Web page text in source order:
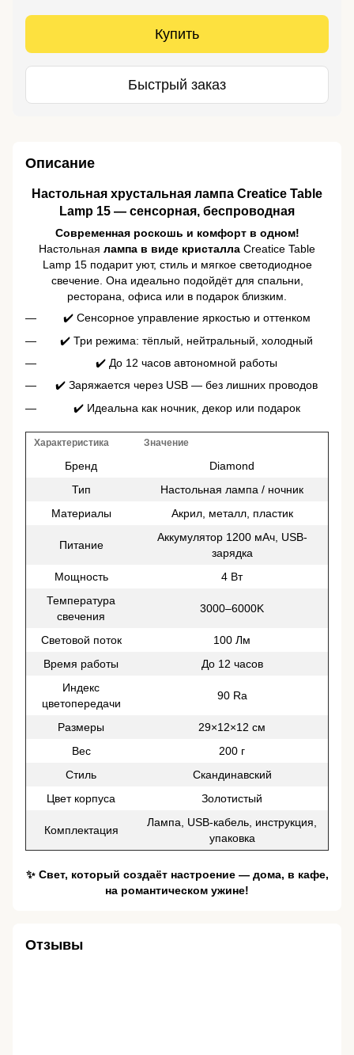
Купить
Быстрый заказ
Описание
Настольная хрустальная лампа Creatice Table
Lamp 15 — сенсорная, беспроводная
Современная роскошь и комфорт в одном!
Настольная лампа в виде кристалла Creatice Table
Lamp 15 подарит уют, стиль и мягкое светодиодное
свечение. Она идеально подойдёт для спальни,
ресторана, офиса или в подарок близким.
✔️ Сенсорное управление яркостью и оттенком
✔️ Три режима: тёплый, нейтральный, холодный
✔️ До 12 часов автономной работы
✔️ Заряжается через USB — без лишних проводов
✔️ Идеальна как ночник, декор или подарок
Характеристика Значение
Бренд
Diamond
Тип
Настольная лампа / ночник
Материалы
Акрил, металл, пластик
Питание
Аккумулятор 1200 мАч, USB-
зарядка
Мощность
4 Вт
Температура
свечения
3000–6000K
Световой поток
100 Лм
Время работы
До 12 часов
Индекс
цветопередачи
90 Ra
Размеры
29×12×12 см
Вес
200 г
Стиль
Скандинавский
Цвет корпуса
Золотистый
Комплектация
Лампа, USB-кабель, инструкция,
упаковка
✨ Свет, который создаёт настроение — дома, в кафе,
на романтическом ужине!
Отзывы